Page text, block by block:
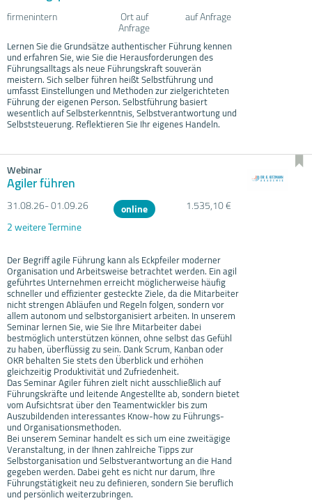
firmenintern Ort auf
Anfrage
auf Anfrage
Lernen Sie die Grundsätze authentischer Führung kennen
und erfahren Sie, wie Sie die Herausforderungen des
Führungsalltags als neue Führungskraft souverän
meistern. Sich selber führen heißt Selbstführung und
umfasst Einstellungen und Methoden zur zielgerichteten
Führung der eigenen Person. Selbstführung basiert
wesentlich auf Selbsterkenntnis, Selbstverantwortung und
Selbststeuerung. Reflektieren Sie Ihr eigenes Handeln.
Webinar
Agiler führen
31.08.26- 01.09.26 online
1.535,10 €
2 weitere Termine
Der Begriff agile Führung kann als Eckpfeiler moderner
Organisation und Arbeitsweise betrachtet werden. Ein agil
geführtes Unternehmen erreicht möglicherweise häufig
schneller und effizienter gesteckte Ziele, da die Mitarbeiter
nicht strengen Abläufen und Regeln folgen, sondern vor
allem autonom und selbstorganisiert arbeiten. In unserem
Seminar lernen Sie, wie Sie Ihre Mitarbeiter dabei
bestmöglich unterstützen können, ohne selbst das Gefühl
zu haben, überflüssig zu sein. Dank Scrum, Kanban oder
OKR behalten Sie stets den Überblick und erhöhen
gleichzeitig Produktivität und Zufriedenheit.
Das Seminar Agiler führen zielt nicht ausschließlich auf
Führungskräfte und leitende Angestellte ab, sondern bietet
vom Aufsichtsrat über den Teamentwickler bis zum
Auszubildenden interessantes Know-how zu Führungs-
und Organisationsmethoden.
Bei unserem Seminar handelt es sich um eine zweitägige
Veranstaltung, in der Ihnen zahlreiche Tipps zur
Selbstorganisation und Selbstverantwortung an die Hand
gegeben werden. Dabei geht es nicht nur darum, Ihre
Führungstätigkeit neu zu definieren, sondern Sie beruflich
und persönlich weiterzubringen.